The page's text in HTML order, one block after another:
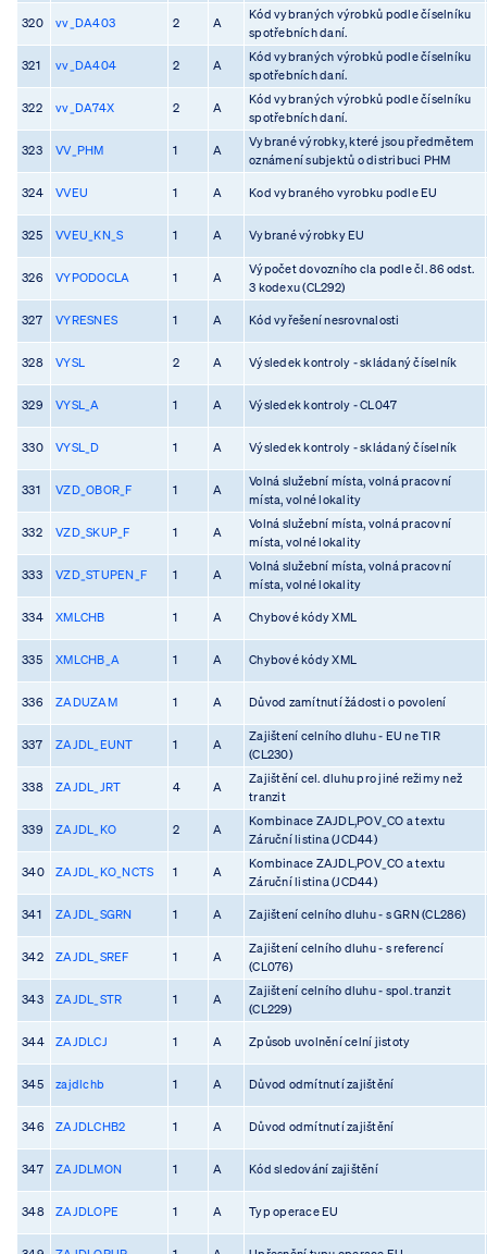
320 vv_DA403 2 A
Kód vybraných výrobků podle číselníku
spotřebních daní.
321 vv_DA404 2 A
Kód vybraných výrobků podle číselníku
spotřebních daní.
322 vv_DA74X 2 A
Kód vybraných výrobků podle číselníku
spotřebních daní.
323 VV_PHM 1 A
Vybrané výrobky, které jsou předmětem
oznámení subjektů o distribuci PHM
324 VVEU 1 A Kod vybraného vyrobku podle EU
325 VVEU_KN_S 1 A Vybrané výrobky EU
326 VYPODOCLA 1 A
Výpočet dovozního cla podle čl. 86 odst.
3 kodexu (CL292)
327 VYRESNES 1 A Kód vyřešení nesrovnalosti
328 VYSL 2 A Výsledek kontroly - skládaný číselník
329 VYSL_A 1 A Výsledek kontroly - CL047
330 VYSL_D 1 A Výsledek kontroly - skládaný číselník
331 VZD_OBOR_F 1 A
Volná služební místa, volná pracovní
místa, volné lokality
332 VZD_SKUP_F 1 A
Volná služební místa, volná pracovní
místa, volné lokality
333 VZD_STUPEN_F 1 A
Volná služební místa, volná pracovní
místa, volné lokality
334 XMLCHB 1 A Chybové kódy XML
335 XMLCHB_A 1 A Chybové kódy XML
336 ZADUZAM 1 A Důvod zamítnutí žádosti o povolení
337 ZAJDL_EUNT 1 A
Zajištení celního dluhu - EU ne TIR
(CL230)
338 ZAJDL_JRT 4 A
Zajištění cel. dluhu pro jiné režimy než
tranzit
339 ZAJDL_KO 2 A
Kombinace ZAJDL,POV_CO a textu
Záruční listina (JCD44)
340 ZAJDL_KO_NCTS 1 A
Kombinace ZAJDL,POV_CO a textu
Záruční listina (JCD44)
341 ZAJDL_SGRN 1 A Zajištení celního dluhu - s GRN (CL286)
342 ZAJDL_SREF 1 A
Zajištení celního dluhu - s referencí
(CL076)
343 ZAJDL_STR 1 A
Zajištení celního dluhu - spol. tranzit
(CL229)
344 ZAJDLCJ 1 A Způsob uvolnění celní jistoty
345 zajdlchb 1 A Důvod odmítnutí zajištění
346 ZAJDLCHB2 1 A Důvod odmítnutí zajištění
347 ZAJDLMON 1 A Kód sledování zajištění
348 ZAJDLOPE 1 A Typ operace EU